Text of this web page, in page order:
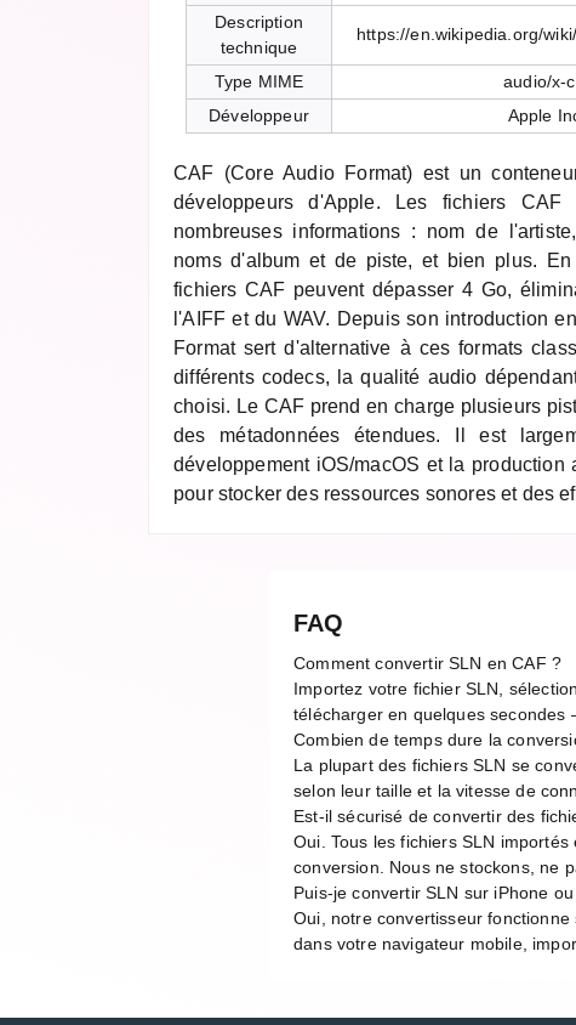
Description
technique
https://en.wikipedia.org/
Type MIME
audio/x-
Développeur
Apple
CAF (Core Audio Format) est un
développeurs d'Apple. Les fichiers CAF
nombreuses informations : nom de
noms d'album et de piste, et bien plus.
fichiers CAF peuvent dépasser 4 Go,
l'AIFF et du WAV. Depuis son introduction
Format sert d'alternative à ces formats
différents codecs, la qualité audio
choisi. Le CAF prend en charge plusieurs
des métadonnées étendues. Il est
développement iOS/macOS et la production
pour stocker des ressources sonores et des
FAQ
Comment convertir SLN en CAF ?
Importez votre fichier SLN,
télécharger en quelques
Combien de temps dure la
La plupart des fichiers SLN se
selon leur taille et la vitesse de
Est-il sécurisé de convertir des
Oui. Tous les fichiers SLN
conversion. Nous ne stockons, ne
Puis-je convertir SLN sur iPhone
Oui, notre convertisseur
dans votre navigateur mobile,